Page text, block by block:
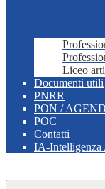
Liceo
Documenti utili
PNRR
PON /
POC
Contatti
IA-Intelligenza